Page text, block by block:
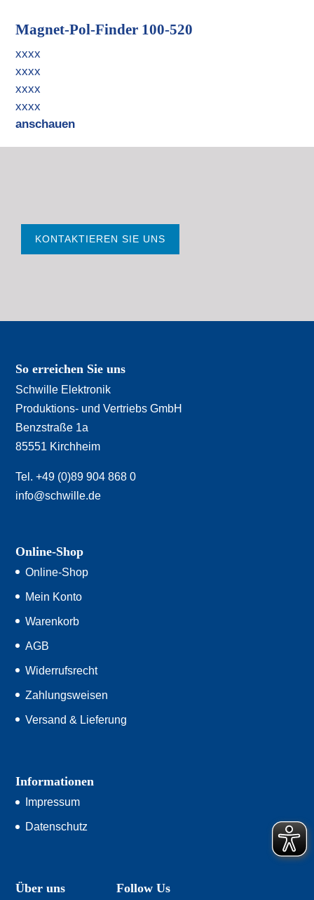
Magnet-Pol-Finder 100-520
xxxx
xxxx
xxxx
xxxx
anschauen
KONTAKTIEREN SIE UNS
So erreichen Sie uns
Schwille Elektronik
Produktions- und Vertriebs GmbH
Benzstraße 1a
85551 Kirchheim
Tel. +49 (0)89 904 868 0
info@schwille.de
Online-Shop
Online-Shop
Mein Konto
Warenkorb
AGB
Widerrufsrecht
Zahlungsweisen
Versand & Lieferung
Informationen
Impressum
Datenschutz
Über uns Follow Us